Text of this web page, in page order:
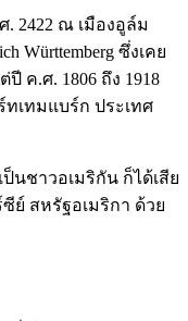
2422 ณ เมืองอูล์ม
Württemberg ซึ่งเคย
ค.ศ. 1806 ถึง 1918
ทเทมแบร์ก ประเทศ
ชาวอเมริกัน ก็ได้เสีย
ย์ สหรัฐอเมริกา ด้วย